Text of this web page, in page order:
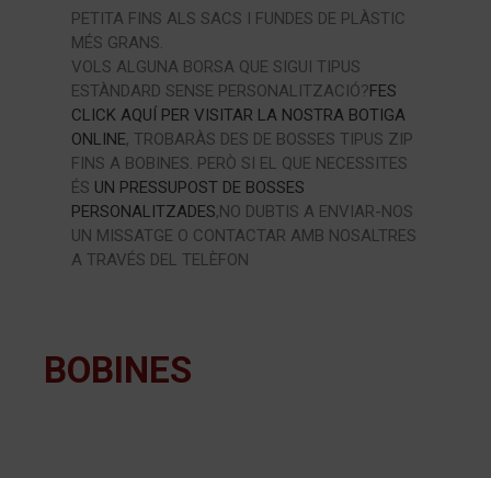
PETITA FINS ALS SACS I FUNDES DE PLÀSTIC
MÉS GRANS.
VOLS ALGUNA BORSA QUE SIGUI TIPUS
ESTÀNDARD SENSE PERSONALITZACIÓ?FES
CLICK AQUÍ PER VISITAR LA NOSTRA BOTIGA
ONLINE, TROBARÀS DES DE BOSSES TIPUS ZIP
FINS A BOBINES. PERÒ SI EL QUE NECESSITES
ÉS UN PRESSUPOST DE BOSSES
PERSONALITZADES,NO DUBTIS A ENVIAR-NOS
UN MISSATGE O CONTACTAR AMB NOSALTRES
A TRAVÉS DEL TELÈFON
BOBINES